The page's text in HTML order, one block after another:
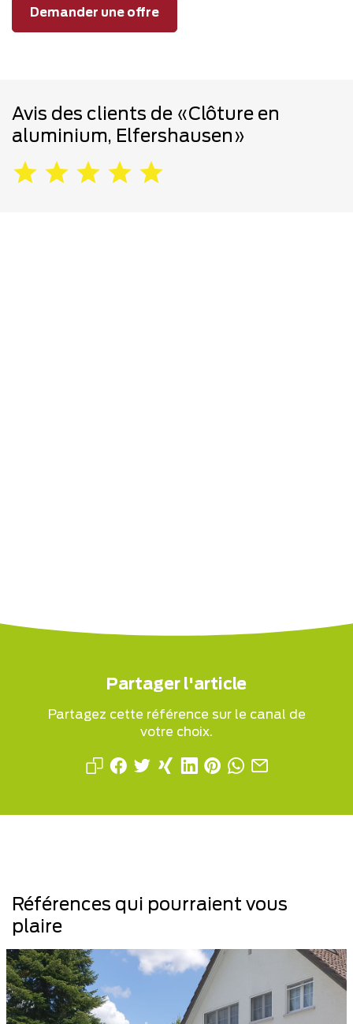
Demander une offre
Avis des clients de «Clôture en
aluminium, Elfershausen»
Partager l'article
Partagez cette référence sur le canal de
votre choix.
Références qui pourraient vous
plaire